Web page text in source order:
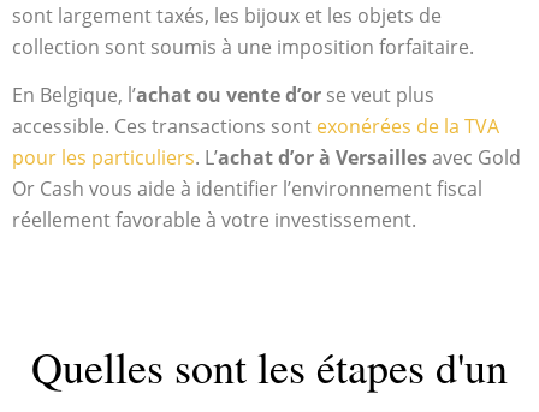
sont largement taxés, les bijoux et les objets de
collection sont soumis à une imposition forfaitaire.
En Belgique, l’achat ou vente d’or se veut plus
accessible. Ces transactions sont exonérées de la TVA
pour les particuliers. L’achat d’or à Versaillesavec Gold
Or Cash vous aide à identifier l’environnement fiscal
réellement favorable à votre investissement.
Quelles sont les étapes d'un